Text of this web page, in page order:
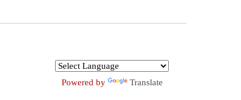
Powered by Translate